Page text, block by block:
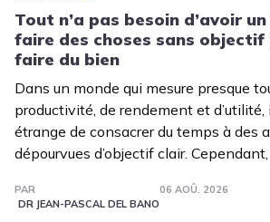
Tout n’a pas besoin d’avoir
faire des choses sans objectif
faire du bien
Dans un monde qui mesure presque
productivité, de rendement et
étrange de consacrer du temps à des
dépourvues d’objectif clair. Cependant,
PAR
DR JEAN-PASCAL DEL BANO
06 AOÛ. 2026